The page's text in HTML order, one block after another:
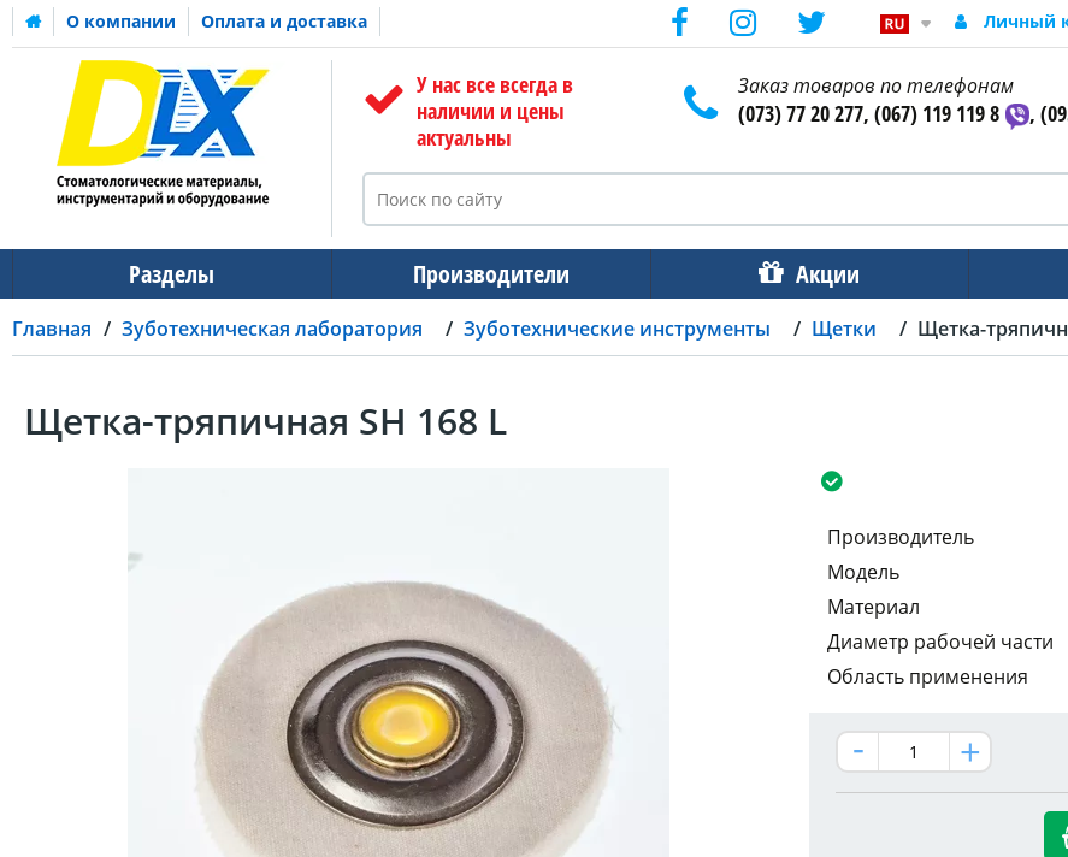
О компании Оплата и доставка Личный
У нас все всегда в
наличии и цены
актуальны
Заказ товаров по телефонам
(073) 77 20 277, (067) 119 119 8 ,
Разделы Производители Акции
Главная Зуботехническая лаборатория Зуботехнические инструменты Щетки Щетка-
Щетка-тряпичная SH 168 L
Производитель
Модель
Материал
Диаметр рабочей части
Область применения